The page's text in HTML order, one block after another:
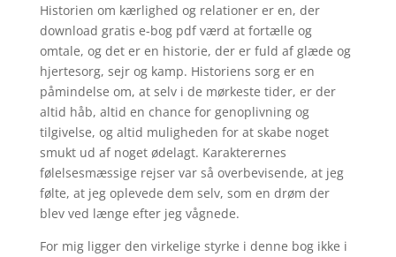
Historien om kærlighed og relationer er en, der
download gratis e-bog pdf værd at fortælle og
omtale, og det er en historie, der er fuld af glæde og
hjertesorg, sejr og kamp. Historiens sorg er en
påmindelse om, at selv i de mørkeste tider, er der
altid håb, altid en chance for genoplivning og
tilgivelse, og altid muligheden for at skabe noget
smukt ud af noget ødelagt. Karakterernes
følelsesmæssige rejser var så overbevisende, at jeg
følte, at jeg oplevede dem selv, som en drøm der
blev ved længe efter jeg vågnede.
For mig ligger den virkelige styrke i denne bog ikke i